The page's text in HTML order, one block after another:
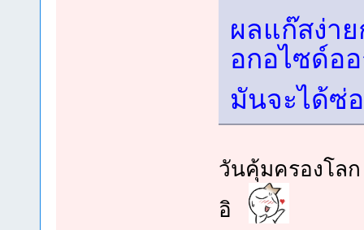
ผลแก๊สง่า
อกอไซด์อ
มันจะได้ซ่
วันคุ้มครองโลก
อิ